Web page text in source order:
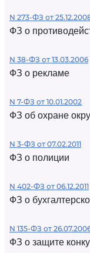
N 273-ФЗ от
ФЗ о
N 38-ФЗ от 13.03.2006
ФЗ о рекламе
N 7-ФЗ от 10.01.2002
ФЗ об охране
N 3-ФЗ от 07.02.2011
ФЗ о полиции
N 402-ФЗ от 06.12.2011
ФЗ о
N 135-ФЗ от
ФЗ о защите